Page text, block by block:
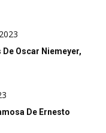
Oscar Niemeyer,
De Ernesto